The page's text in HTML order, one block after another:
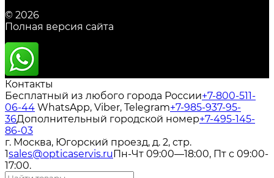
© 2026
Полная версия сайта
Контакты
Бесплатный из любого города России+7-800-511-
06-44 WhatsApp, Viber, Telegram+7-985-937-95-
36Дополнительный городской номер+7-495-145-
86-03
г. Москва, Югорский проезд, д. 2, стр.
1sales@opticaservis.ruПн-Чт 09:00—18:00, Пт с 09:00-
17:00.